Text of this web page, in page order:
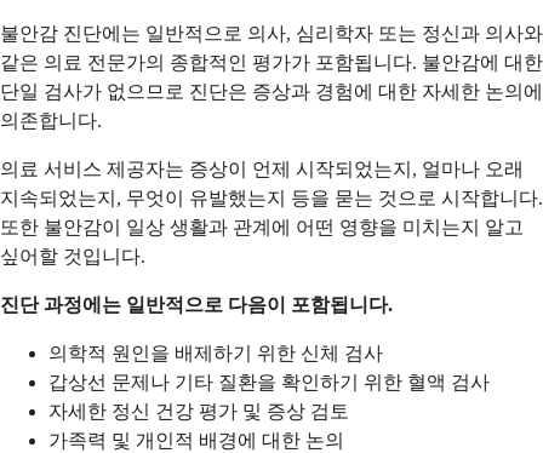
불안감 진단에는 일반적으로 의사, 심리학자 또는 정신과 의사와
같은 의료 전문가의 종합적인 평가가 포함됩니다. 불안감에 대한
단일 검사가 없으므로 진단은 증상과 경험에 대한 자세한 논의에
의존합니다.
의료 서비스 제공자는 증상이 언제 시작되었는지, 얼마나 오래
지속되었는지, 무엇이 유발했는지 등을 묻는 것으로 시작합니다.
또한 불안감이 일상 생활과 관계에 어떤 영향을 미치는지 알고
싶어할 것입니다.
진단 과정에는 일반적으로 다음이 포함됩니다.
의학적 원인을 배제하기 위한 신체 검사
갑상선 문제나 기타 질환을 확인하기 위한 혈액 검사
자세한 정신 건강 평가 및 증상 검토
가족력 및 개인적 배경에 대한 논의